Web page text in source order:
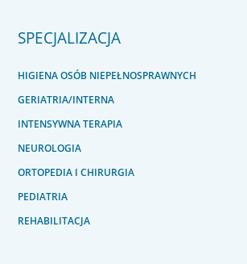
SPECJALIZACJA
HIGIENA OSÓB NIEPEŁNOSPRAWNYCH
GERIATRIA/INTERNA
INTENSYWNA TERAPIA
NEUROLOGIA
ORTOPEDIA I CHIRURGIA
PEDIATRIA
REHABILITACJA